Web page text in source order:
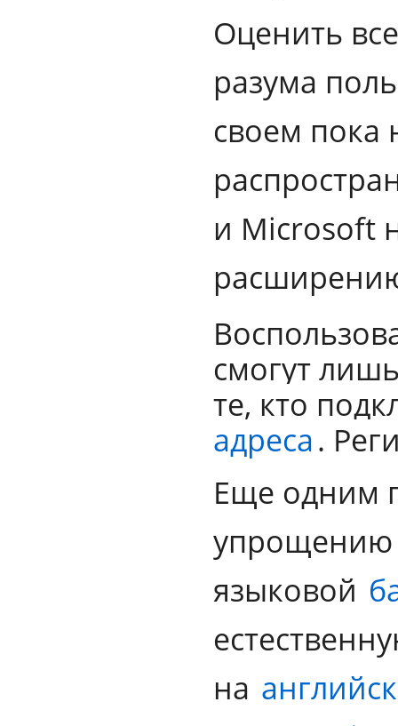
Оценить
разума
своем пока
и Microsoft
смогут
те, кто
адреса.
Еще одним
упрощению
языковой
на